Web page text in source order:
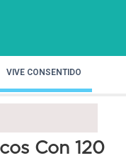
VIVE CONSENTIDO
Con 120